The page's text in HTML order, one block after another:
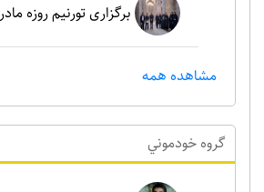
برگزاری تورنیم روزه
مشاهده همه
گروه خودموني